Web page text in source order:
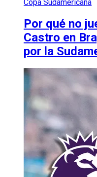
Copa Sudamericana
Por qué no
Castro en
por la